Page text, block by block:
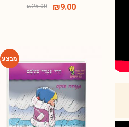
₪25.00 ₪9.00
-64%